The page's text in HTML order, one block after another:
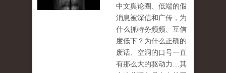
中文舆论圈、低端的假
消息被深信和广传，为
什么抓特务频频、互信
度低下？为什么正确的
废话、空洞的口号一直
有那么大的驱动力…其